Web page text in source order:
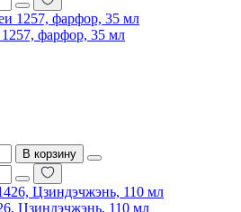
фарфор, 35 мл
В корзину
Цзиндэчжэнь, 110 мл